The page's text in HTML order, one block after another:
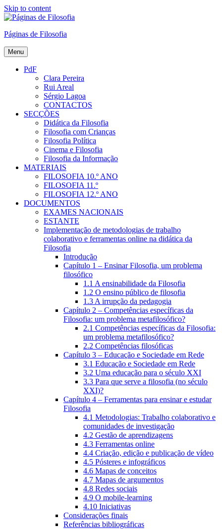
Skip to content
Páginas de Filosofia
Menu
PdF
Clara Pereira
Rui Areal
Sérgio Lagoa
CONTACTOS
SECÇÕES
Didática da Filosofia
Filosofia com Crianças
Filosofia Política
Cinema e Filosofia
Filosofia da Informação
MATERIAIS
FILOSOFIA 10.º ANO
FILOSOFIA 11.º
FILOSOFIA 12.º ANO
DOCUMENTOS
EXAMES NACIONAIS
ESTANTE
Implementação de metodologias de trabalho
colaborativo e ferramentas online na didática da
Filosofia
Introdução
Capítulo 1 – Ensinar Filosofia, um problema
filosófico
1.1 A ensinabilidade da Filosofia
1.2 O ensino público de filosofia
1.3 A irrupção da pedagogia
Capítulo 2 – Competências específicas da
Filosofia: um problema metafilosófico?
2.1 Competências específicas da Filosofia:
um problema metafilosófico?
2.2 Competências filosóficas
Capítulo 3 – Educação e Sociedade em Rede
3.1 Educação e Sociedade em Rede
3.2 Uma educação para o século XXI
3.3 Para que serve a filosofia (no século
XXI)?
Capítulo 4 – Ferramentas para ensinar e estudar
Filosofia
4.1 Metodologias: Trabalho colaborativo e
comunidades de investigação
4.2 Gestão de aprendizagens
4.3 Ferramentas online
4.4 Criação, edição e publicação de vídeo
4.5 Pósteres e infográficos
4.6 Mapas de conceitos
4.7 Mapas de argumentos
4.8 Redes sociais
4.9 O mobile-learning
4.10 Iniciativas
Considerações finais
Referências bibliográficas